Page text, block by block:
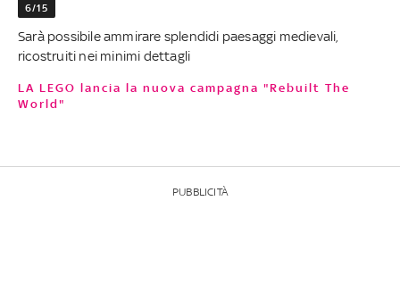
6/15
Sarà possibile ammirare splendidi paesaggi medievali,
ricostruiti nei minimi dettagli
LA LEGO lancia la nuova campagna "Rebuilt The
World"
PUBBLICITÀ